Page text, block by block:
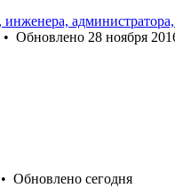
• Обновлено 28 ноября
• Обновлено сегодня